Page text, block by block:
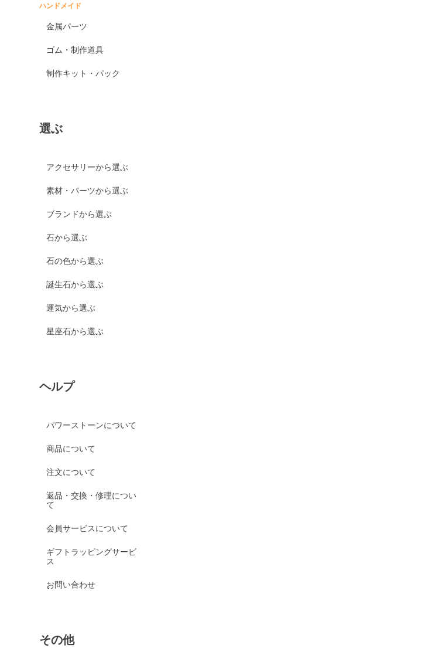
ハンドメイド
金属パーツ
ゴム・制作道具
制作キット・パック
選ぶ
アクセサリーから選ぶ
素材・パーツから選ぶ
ブランドから選ぶ
石から選ぶ
石の色から選ぶ
誕生石から選ぶ
運気から選ぶ
星座石から選ぶ
ヘルプ
パワーストーンについて
商品について
注文について
返品・交換・修理につい
て
会員サービスについて
ギフトラッピングサービ
ス
お問い合わせ
その他